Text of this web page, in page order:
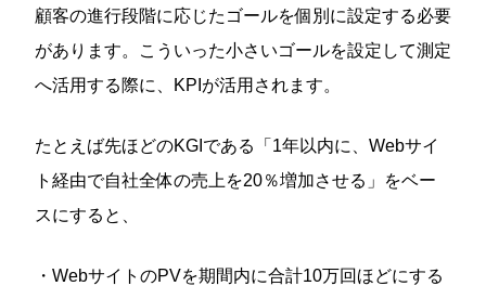
顧客の進行段階に応じたゴールを個別に設定する必要
があります。こういった小さいゴールを設定して測定
へ活用する際に、KPIが活用されます。
たとえば先ほどのKGIである「1年以内に、Webサイ
ト経由で自社全体の売上を20％増加させる」をベー
スにすると、
・WebサイトのPVを期間内に合計10万回ほどにする